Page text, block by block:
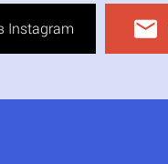
Instagram